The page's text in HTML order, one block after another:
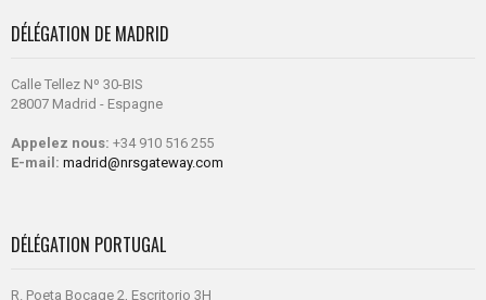
DÉLÉGATION DE MADRID
Calle Tellez Nº 30-BIS
28007 Madrid - Espagne
Appelez nous: +34 910 516 255
E-mail: madrid@nrsgateway.com
DÉLÉGATION PORTUGAL
R. Poeta Bocage 2, Escritorio 3H